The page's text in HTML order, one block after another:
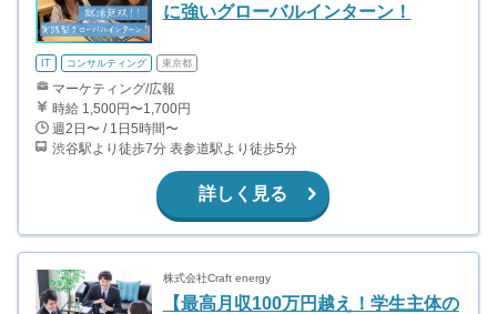
に強いグローバルインターン！
IT コンサルティング 東京都
マーケティング/広報
時給 1,500円〜1,700円
週2日〜 / 1日5時間〜
渋谷駅より徒歩7分 表参道駅より徒歩5分
詳しく見る
株式会社Craft energy
【最高月収100万円越え！学生主体の